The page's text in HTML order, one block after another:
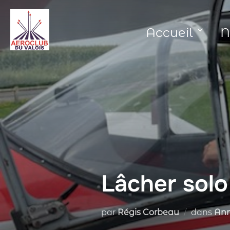
contenu
Accueil
Lâcher
parRégis Corbeau dans